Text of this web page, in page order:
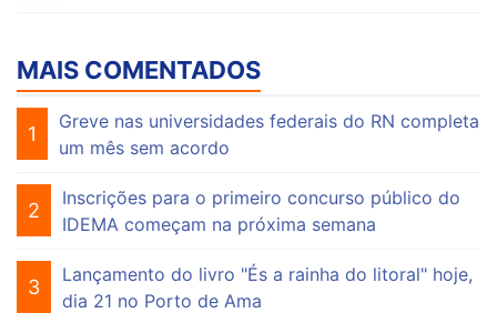
MAIS COMENTADOS
1
Greve nas universidades federais do RN completa
um mês sem acordo
2
Inscrições para o primeiro concurso público do
IDEMA começam na próxima semana
3
Lançamento do livro "És a rainha do litoral" hoje,
dia 21 no Porto de Ama